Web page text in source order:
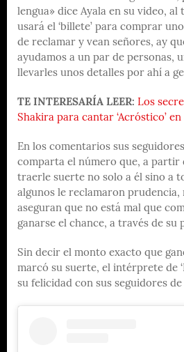
lengua» dice Ayala en su video,
usará el ‘billete’ para comprar
de reclamar y vean señores, ay
ayudamos a un par de personas,
llevarles unos detalles por ahí a
TE INTERESARÍA LEER: Los
Shakira para cantar ‘Acróstico’
En los comentarios sus
comparta el número que, a partir
traerle suerte no solo a él sino a
algunos le reclamaron
aseguran que no está mal que
ganarse el chance, a través de su
Sin decir el monto exacto que
marcó su suerte, el intérprete de
su felicidad con sus seguidores